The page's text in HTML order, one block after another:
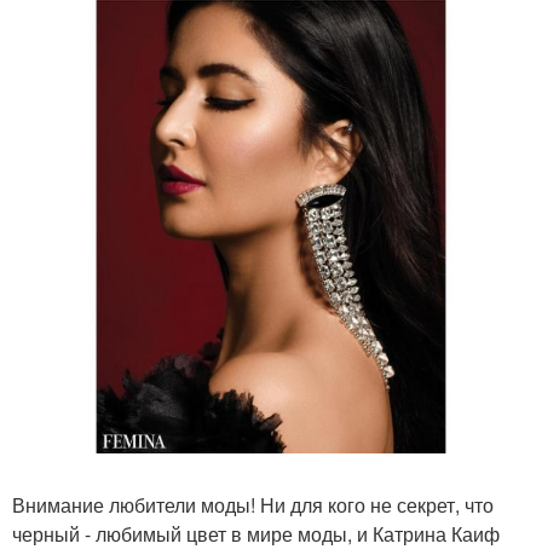
Внимание любители моды! Ни для кого не секрет, что
черный - любимый цвет в мире моды, и Катрина Каиф